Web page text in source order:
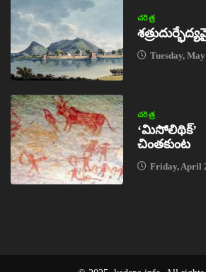
చరిత్ర
Tuesday, May
చరిత్ర
చింతకుంట
Friday, April